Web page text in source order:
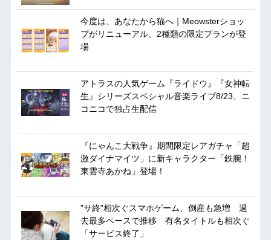
今度は、あなたから猫へ｜Meowsterショッ
プがリニューアル、2種類の限定プランが登
場
アトラスの人気ゲーム『ライドウ』『女神転
生』シリーズスペシャル音楽ライブ8/23、ニ
コニコで独占生配信
『にゃんこ大戦争』期間限定レアガチャ「超
激ダイナマイツ」に新キャラクター「鉄腕！
東雲寺あかね」登場！
”サ終”相次ぐスマホゲーム、倒産も急増 過
去最多ペースで推移 有名タイトルも相次ぐ
「サービス終了」